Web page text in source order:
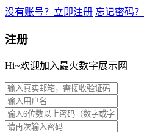
没有账号？立即注册 忘记密码？
注册
Hi~欢迎加入最火数字展示网